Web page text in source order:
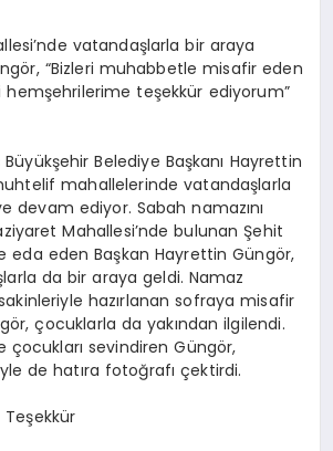
vatandaşlarla bir araya
“Bizleri muhabbetle misafir eden
teşekkür ediyorum”
Belediye Başkanı Hayrettin
mahallelerinde vatandaşlarla
devam ediyor. Sabah namazını
Mahallesi’nde bulunan Şehit
eda eden Başkan Hayrettin Güngör,
da bir araya geldi. Namaz
hazırlanan sofraya misafir
çocuklarla da yakından ilgilendi.
çocukları sevindiren Güngör,
de hatıra fotoğrafı çektirdi.
Teşekkür